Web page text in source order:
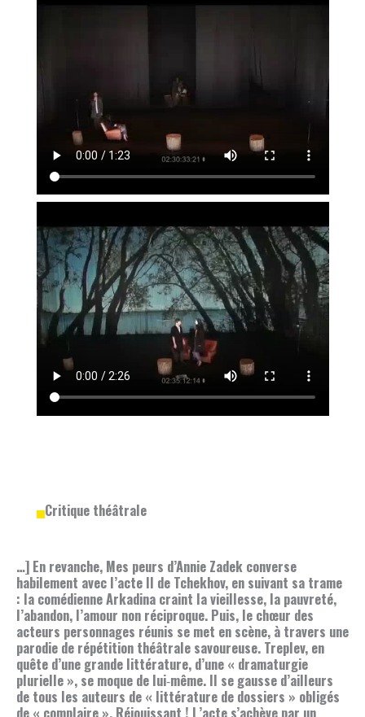
Critique théâtrale
…] En revanche, Mes peurs d’Annie Zadek converse
habilement avec l’acte II de Tchekhov, en suivant sa trame
: la comédienne Arkadina craint la vieillesse, la pauvreté,
l’abandon, l’amour non réciproque. Puis, le chœur des
acteurs personnages réunis se met en scène, à travers une
parodie de répétition théâtrale savoureuse. Treplev, en
quête d’une grande littérature, d’une « dramaturgie
plurielle », se moque de lui‑même. Il se gausse d’ailleurs
de tous les auteurs de « littérature de dossiers » obligés
de « complaire ». Réjouissant ! L’acte s’achève par un